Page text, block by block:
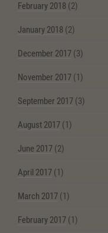
February 2018 (2)
January 2018 (2)
December 2017 (3)
November 2017 (1)
September 2017 (3)
August 2017 (1)
June 2017 (2)
April 2017 (1)
March 2017 (1)
February 2017 (1)